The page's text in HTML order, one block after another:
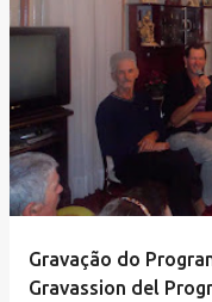
Gravação do
Gravassion del